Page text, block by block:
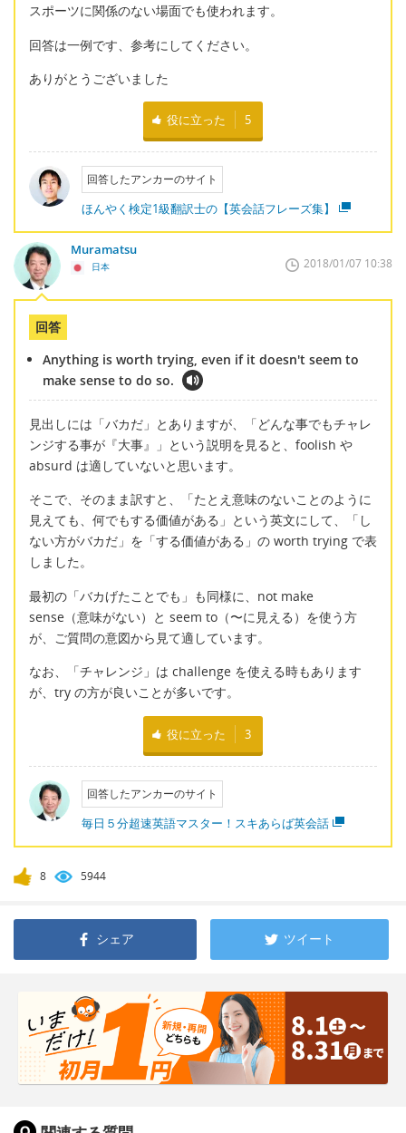
スポーツに関係のない場面でも使われます。
回答は一例です、参考にしてください。
ありがとうございました
役に立った 5
回答したアンカーのサイト
ほんやく検定1級翻訳士の【英会話フレーズ集】
Muramatsu
日本 2018/01/07 10:38
回答
Anything is worth trying, even if it doesn't seem to
make sense to do so.
見出しには「バカだ」とありますが、「どんな事でもチャレ
ンジする事が『大事』」という説明を見ると、foolish や
absurd は適していないと思います。
そこで、そのまま訳すと、「たとえ意味のないことのように
見えても、何でもする価値がある」という英文にして、「し
ない方がバカだ」を「する価値がある」の worth trying で表
しました。
最初の「バカげたことでも」も同様に、not make
sense（意味がない）と seem to（〜に見える）を使う方
が、ご質問の意図から見て適しています。
なお、「チャレンジ」は challenge を使える時もあります
が、try の方が良いことが多いです。
役に立った 3
回答したアンカーのサイト
毎日５分超速英語マスター！スキあらば英会話
8 5944
シェア ツイート